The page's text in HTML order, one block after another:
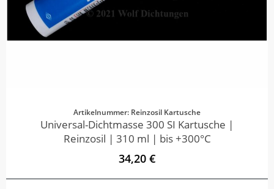
Artikelnummer: Reinzosil Kartusche
Universal-Dichtmasse 300 SI Kartusche |
Reinzosil | 310 ml | bis +300°C
34,20 €